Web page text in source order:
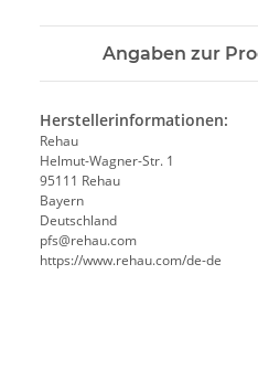
Angaben zur
Herstellerinformationen:
Rehau
Helmut-Wagner-Str. 1
95111 Rehau
Bayern
Deutschland
pfs@rehau.com
https://www.rehau.com/de-de